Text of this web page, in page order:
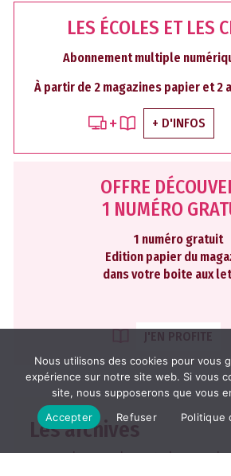
LES ÉCOLES ET LES
Abonnement multiple
À partir de 2 magazines papier et 2
+ D'INFOS
OFFRE
1 NUMÉRO
1 numéro gratuit
Edition papier du
dans votre boite aux
J'EN PROFITE
Les archives
2026 2025 2024 2023
Nous utilisons des cookies pour vous
expérience sur notre site web. Si vous
site, nous supposerons que vous
Accepter
Refuser Politique